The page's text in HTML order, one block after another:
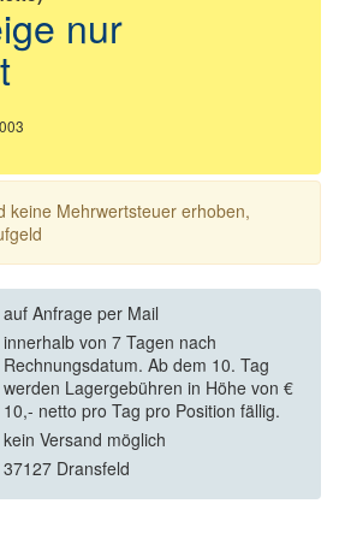
nur
keine Mehrwertsteuer erhoben,
auf Anfrage per Mail
innerhalb von 7 Tagen nach
Rechnungsdatum. Ab dem 10. Tag
werden Lagergebühren in Höhe von €
10,- netto pro Tag pro Position fällig.
kein Versand möglich
37127 Dransfeld